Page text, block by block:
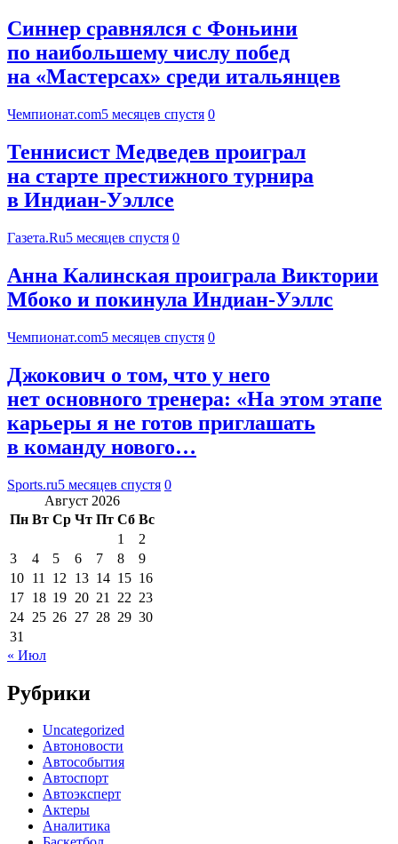
Синнер сравнялся с Фоньини
по наибольшему числу побед
на «Мастерсах» среди итальянцев
Чемпионат.com5 месяцев спустя 0
Теннисист Медведев проиграл
на старте престижного турнира
в Индиан-Уэллсе
Газета.Ru5 месяцев спустя 0
Анна Калинская проиграла Виктории
Мбоко и покинула Индиан-Уэллс
Чемпионат.com5 месяцев спустя 0
Джокович о том, что у него
нет основного тренера: «На этом этапе
карьеры я не готов приглашать
в команду нового…
Sports.ru5 месяцев спустя 0
Август 2026
Пн Вт Ср Чт Пт Сб Вс
1
2
3
4 5 6 7 8
9
10 11 12 13 14 15 16
17 18 19 20 21 22 23
24 25 26 27 28 29 30
31
« Июл
Рубрики
Uncategorized
Автоновости
Автособытия
Автоспорт
Автоэксперт
Актеры
Аналитика